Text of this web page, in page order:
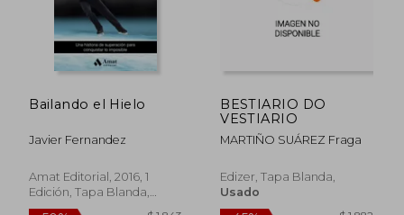
35%
dcto.
45%
dcto.
Bailando el Hielo
Javier Fernandez
Amat Editorial, 2016, 1
Edición, Tapa Blanda,
Nuevo
BESTIARIO DO
VESTIARIO
MARTIÑO SUÁREZ Fraga
Edizer, Tapa Blanda,
Usado